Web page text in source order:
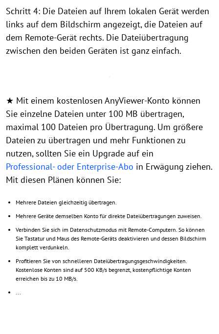
Schritt 4: Die Dateien auf Ihrem lokalen Gerät werden
links auf dem Bildschirm angezeigt, die Dateien auf
dem Remote-Gerät rechts. Die Dateiübertragung
zwischen den beiden Geräten ist ganz einfach.
★ Mit einem kostenlosen AnyViewer-Konto können
Sie einzelne Dateien unter 100 MB übertragen,
maximal 100 Dateien pro Übertragung. Um größere
Dateien zu übertragen und mehr Funktionen zu
nutzen, sollten Sie ein Upgrade auf ein
Professional- oder Enterprise-Abo in Erwägung ziehen.
Mit diesen Plänen können Sie:
Mehrere Dateien gleichzeitig übertragen.
Mehrere Geräte demselben Konto für direkte Dateiübertragungen zuweisen.
Verbinden Sie sich im Datenschutzmodus mit Remote-Computern. So können
Sie Tastatur und Maus des Remote-Geräts deaktivieren und dessen Bildschirm
komplett verdunkeln.
Profitieren Sie von schnelleren Dateiübertragungsgeschwindigkeiten.
Kostenlose Konten sind auf 500 KB/s begrenzt, kostenpflichtige Konten
erreichen bis zu 10 MB/s.
...